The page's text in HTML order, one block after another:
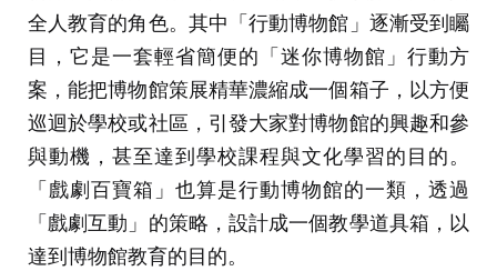
全人教育的角色。其中「行動博物館」逐漸受到矚
目，它是一套輕省簡便的「迷你博物館」行動方
案，能把博物館策展精華濃縮成一個箱子，以方便
巡迴於學校或社區，引發大家對博物館的興趣和參
與動機，甚至達到學校課程與文化學習的目的。
「戲劇百寶箱」也算是行動博物館的一類，透過
「戲劇互動」的策略，設計成一個教學道具箱，以
達到博物館教育的目的。